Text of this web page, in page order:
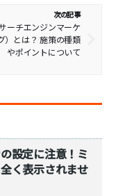
次の記事
ーチエンジンマーケ
）とは？ 施策の種類
やポイントについて
設定に注意！ミ
く表示されませ